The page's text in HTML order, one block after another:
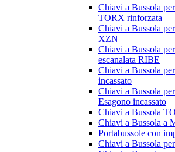
Chiavi a Bussola
TORX rinforzata
Chiavi a Bussola
XZN
Chiavi a Bussola
escanalata RIBE
Chiavi a Bussola
incassato
Chiavi a Bussola
Esagono incassato
Chiavi a Bussola
Chiavi a Bussola a
Portabussole con
Chiavi a Bussola